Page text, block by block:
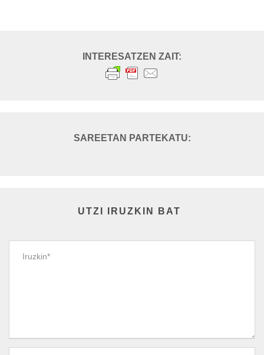
UTZI IRUZKIN BAT